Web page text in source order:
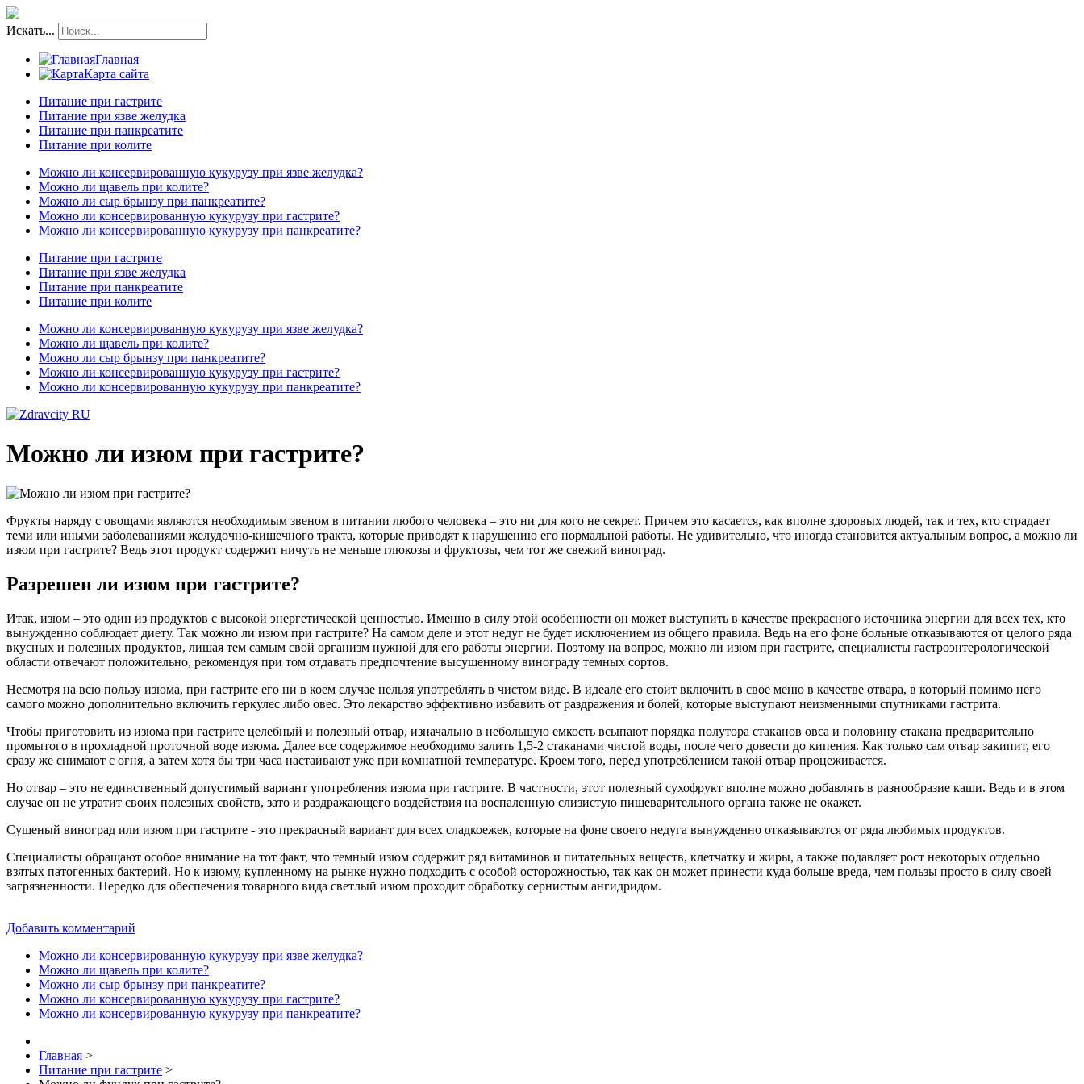
Искать...
Главная
Карта сайта
Питание при гастрите
Питание при язве желудка
Питание при панкреатите
Питание при колите
Можно ли консервированную кукурузу при язве желудка?
Можно ли щавель при колите?
Можно ли сыр брынзу при панкреатите?
Можно ли консервированную кукурузу при гастрите?
Можно ли консервированную кукурузу при панкреатите?
Питание при гастрите
Питание при язве желудка
Питание при панкреатите
Питание при колите
Можно ли консервированную кукурузу при язве желудка?
Можно ли щавель при колите?
Можно ли сыр брынзу при панкреатите?
Можно ли консервированную кукурузу при гастрите?
Можно ли консервированную кукурузу при панкреатите?
Можно ли изюм при гастрите?
Фрукты наряду с овощами являются необходимым звеном в питании любого человека – это ни для кого не секрет. Причем это касается, как вполне здоровых людей, так и тех, кто страдает
теми или иными заболеваниями желудочно-кишечного тракта, которые приводят к нарушению его нормальной работы. Не удивительно, что иногда становится актуальным вопрос, а можно ли
изюм при гастрите? Ведь этот продукт содержит ничуть не меньше глюкозы и фруктозы, чем тот же свежий виноград.
Разрешен ли изюм при гастрите?
Итак, изюм – это один из продуктов с высокой энергетической ценностью. Именно в силу этой особенности он может выступить в качестве прекрасного источника энергии для всех тех, кто
вынужденно соблюдает диету. Так можно ли изюм при гастрите? На самом деле и этот недуг не будет исключением из общего правила. Ведь на его фоне больные отказываются от целого ряда
вкусных и полезных продуктов, лишая тем самым свой организм нужной для его работы энергии. Поэтому на вопрос, можно ли изюм при гастрите, специалисты гастроэнтерологической
области отвечают положительно, рекомендуя при том отдавать предпочтение высушенному винограду темных сортов.
Несмотря на всю пользу изюма, при гастрите его ни в коем случае нельзя употреблять в чистом виде. В идеале его стоит включить в свое меню в качестве отвара, в который помимо него
самого можно дополнительно включить геркулес либо овес. Это лекарство эффективно избавить от раздражения и болей, которые выступают неизменными спутниками гастрита.
Чтобы приготовить из изюма при гастрите целебный и полезный отвар, изначально в небольшую емкость всыпают порядка полутора стаканов овса и половину стакана предварительно
промытого в прохладной проточной воде изюма. Далее все содержимое необходимо залить 1,5-2 стаканами чистой воды, после чего довести до кипения. Как только сам отвар закипит, его
сразу же снимают с огня, а затем хотя бы три часа настаивают уже при комнатной температуре. Кроем того, перед употреблением такой отвар процеживается.
Но отвар – это не единственный допустимый вариант употребления изюма при гастрите. В частности, этот полезный сухофрукт вполне можно добавлять в разнообразие каши. Ведь и в этом
случае он не утратит своих полезных свойств, зато и раздражающего воздействия на воспаленную слизистую пищеварительного органа также не окажет.
Сушеный виноград или изюм при гастрите - это прекрасный вариант для всех сладкоежек, которые на фоне своего недуга вынужденно отказываются от ряда любимых продуктов.
Специалисты обращают особое внимание на тот факт, что темный изюм содержит ряд витаминов и питательных веществ, клетчатку и жиры, а также подавляет рост некоторых отдельно
взятых патогенных бактерий. Но к изюму, купленному на рынке нужно подходить с особой осторожностью, так как он может принести куда больше вреда, чем пользы просто в силу своей
загрязненности. Нередко для обеспечения товарного вида светлый изюм проходит обработку сернистым ангидридом.
Добавить комментарий
Можно ли консервированную кукурузу при язве желудка?
Можно ли щавель при колите?
Можно ли сыр брынзу при панкреатите?
Можно ли консервированную кукурузу при гастрите?
Можно ли консервированную кукурузу при панкреатите?
Главная >
Питание при гастрите >